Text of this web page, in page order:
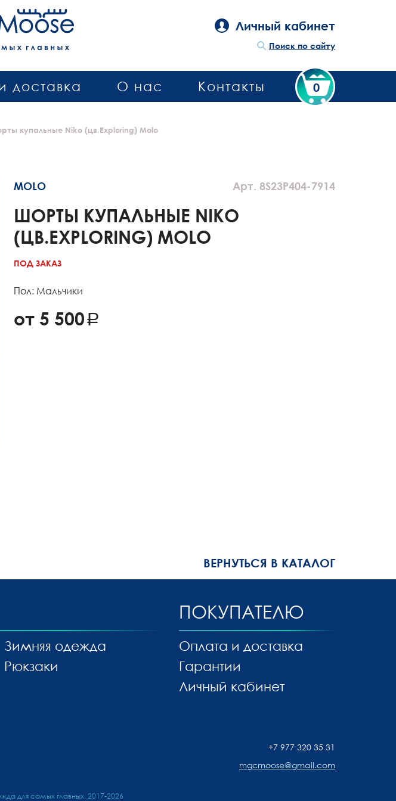
Личный кабинет
Поиск по сайту
0
доставка О нас Контакты
купальные Niko (цв.Exploring) Molo
Арт. 8S23P404-7914
MOLO
ШОРТЫ КУПАЛЬНЫЕ NIKO
(ЦВ.EXPLORING) MOLO
ПОД ЗАКАЗ
Пол: Мальчики
от 5 500
ВЕРНУТЬСЯ В КАТАЛОГ
Зимняя одежда
Рюкзаки
ПОКУПАТЕЛЮ
Оплата и доставка
Гарантии
Личный кабинет
+7 977 320 35 31
mgcmoose@gmail.com
для самых главных. 2017-2026